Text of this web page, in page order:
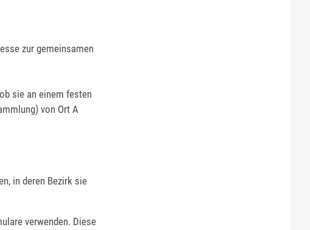
zur gemeinsamen
sie an einem festen
von Ort A
in deren Bezirk sie
verwenden. Diese